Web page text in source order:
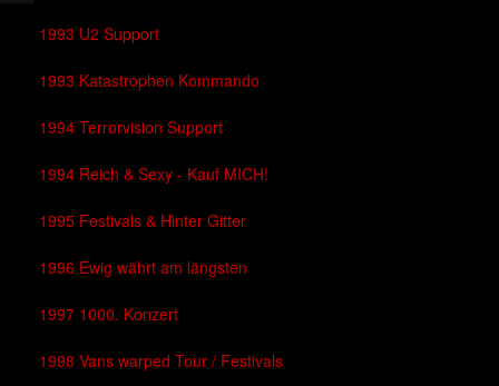
1993 U2 Support
1993 Katastrophen Kommando
1994 Terrorvision Support
1994 Reich & Sexy - Kauf MICH!
1995 Festivals & Hinter Gitter
1996 Ewig währt am längsten
1997 1000. Konzert
1998 Vans warped Tour / Festivals